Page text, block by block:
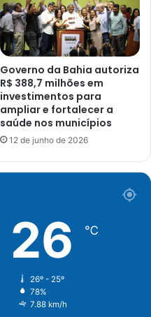
Governo da Bahia autoriza
R$ 388,7 milhões em
investimentos para
ampliar e fortalecer a
saúde nos municípios
12 de junho de 2026
26 ℃
26º - 25º
78%
7.88 km/h